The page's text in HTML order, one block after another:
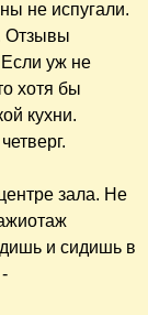
не испугали.
Отзывы
уж не
хотя бы
кухни.
зала. Не
и сидишь в